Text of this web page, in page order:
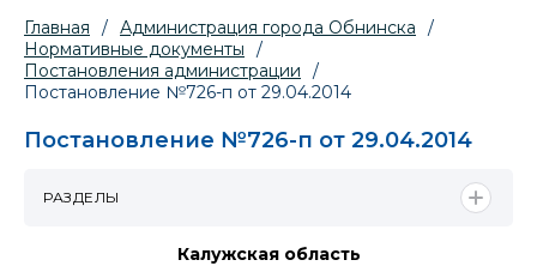
Главная / Администрация города Обнинска
/
Нормативные документы
/
Постановления администрации
/
Постановление №726-п от 29.04.2014
Постановление №726-п от 29.04.2014
Калужская область
РАЗДЕЛЫ